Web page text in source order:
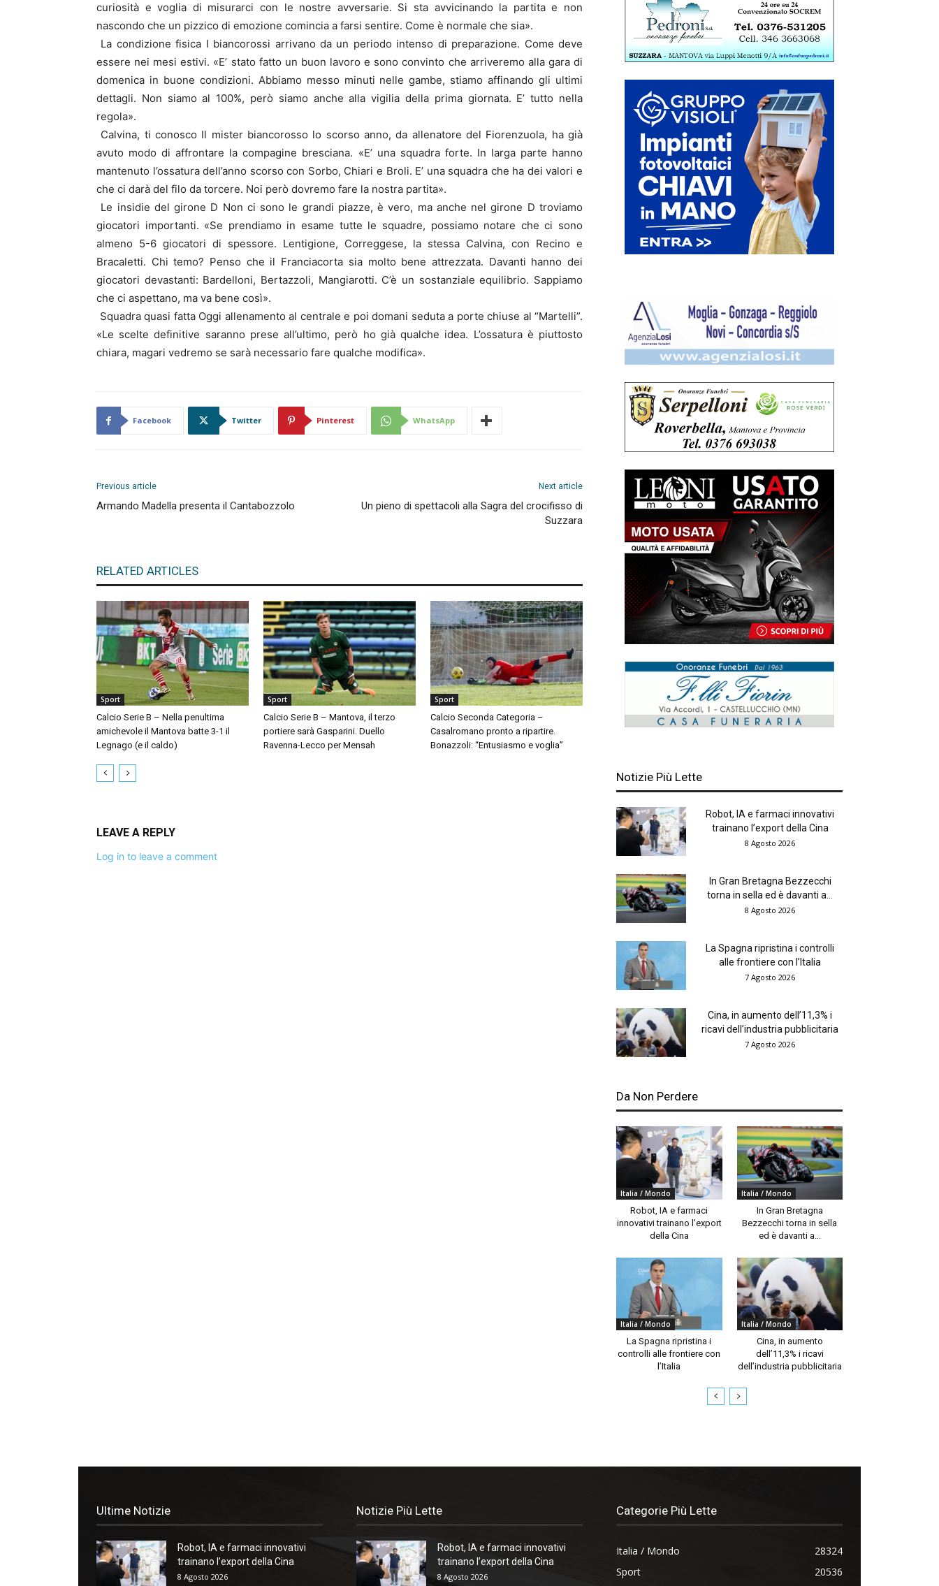
curiosità e voglia di misurarci con le nostre avversarie. Si sta avvicinando la partita e non
nascondo che un pizzico di emozione comincia a farsi sentire. Come è normale che sia».
La condizione fisica I biancorossi arrivano da un periodo intenso di preparazione. Come deve
essere nei mesi estivi. «E’ stato fatto un buon lavoro e sono convinto che arriveremo alla gara di
domenica in buone condizioni. Abbiamo messo minuti nelle gambe, stiamo affinando gli ultimi
dettagli. Non siamo al 100%, però siamo anche alla vigilia della prima giornata. E’ tutto nella
regola».
Calvina, ti conosco Il mister biancorosso lo scorso anno, da allenatore del Fiorenzuola, ha già
avuto modo di affrontare la compagine bresciana. «E’ una squadra forte. In larga parte hanno
mantenuto l’ossatura dell’anno scorso con Sorbo, Chiari e Broli. E’ una squadra che ha dei valori e
che ci darà del filo da torcere. Noi però dovremo fare la nostra partita».
Le insidie del girone D Non ci sono le grandi piazze, è vero, ma anche nel girone D troviamo
giocatori importanti. «Se prendiamo in esame tutte le squadre, possiamo notare che ci sono
almeno 5-6 giocatori di spessore. Lentigione, Correggese, la stessa Calvina, con Recino e
Bracaletti. Chi temo? Penso che il Franciacorta sia molto bene attrezzata. Davanti hanno dei
giocatori devastanti: Bardelloni, Bertazzoli, Mangiarotti. C’è un sostanziale equilibrio. Sappiamo
che ci aspettano, ma va bene così».
Squadra quasi fatta Oggi allenamento al centrale e poi domani seduta a porte chiuse al “Martelli”.
«Le scelte definitive saranno prese all’ultimo, però ho già qualche idea. L’ossatura è piuttosto
chiara, magari vedremo se sarà necessario fare qualche modifica».
Facebook Twitter Pinterest WhatsApp
Previous article
Armando Madella presenta il Cantabozzolo
Next article
Un pieno di spettacoli alla Sagra del crocifisso di
Suzzara
RELATED ARTICLES
Sport
Calcio Serie B – Nella penultima
amichevole il Mantova batte 3-1 il
Legnago (e il caldo)
Sport
Calcio Serie B – Mantova, il terzo
portiere sarà Gasparini. Duello
Ravenna-Lecco per Mensah
Sport
Calcio Seconda Categoria –
Casalromano pronto a ripartire.
Bonazzoli: “Entusiasmo e voglia”
LEAVE A REPLY
Log in to leave a comment
Notizie Più Lette
Robot, IA e farmaci innovativi
trainano l’export della Cina
8 Agosto 2026
In Gran Bretagna Bezzecchi
torna in sella ed è davanti a...
8 Agosto 2026
La Spagna ripristina i controlli
alle frontiere con l’Italia
7 Agosto 2026
Cina, in aumento dell’11,3% i
ricavi dell’industria pubblicitaria
7 Agosto 2026
Da Non Perdere
Italia / Mondo
Robot, IA e farmaci
innovativi trainano l’export
della Cina
Italia / Mondo
In Gran Bretagna
Bezzecchi torna in sella
ed è davanti a...
Italia / Mondo
La Spagna ripristina i
controlli alle frontiere con
l’Italia
Italia / Mondo
Cina, in aumento
dell’11,3% i ricavi
dell’industria pubblicitaria
Ultime Notizie
Robot, IA e farmaci innovativi
trainano l’export della Cina
8 Agosto 2026
Notizie Più Lette
Robot, IA e farmaci innovativi
trainano l’export della Cina
8 Agosto 2026
Categorie Più Lette
Italia / Mondo
28324
Sport
20536